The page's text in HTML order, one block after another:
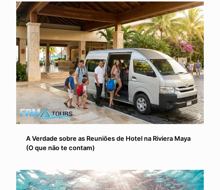
A Verdade sobre as Reuniões de Hotel na Riviera Maya
(O que não te contam)